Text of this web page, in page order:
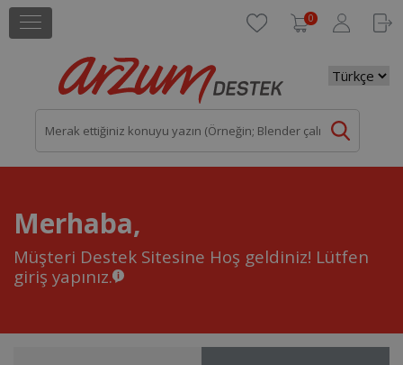
0
Merhaba,
Müşteri Destek Sitesine Hoş geldiniz! Lütfen
giriş yapınız.